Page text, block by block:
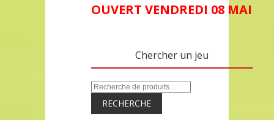
OUVERT VENDREDI 08 MAI
Chercher un jeu
RECHERCHE